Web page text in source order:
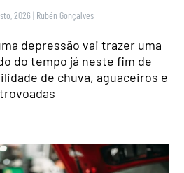
2026 | Rubén Gonçalves
depressão vai trazer uma
do tempo já neste fim de
de chuva, aguaceiros e
trovoadas